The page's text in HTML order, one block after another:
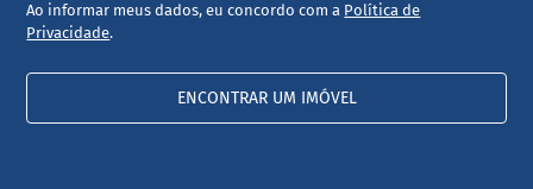
Ao informar meus dados, eu concordo com a Política de
Privacidade.
ENCONTRAR UM IMÓVEL